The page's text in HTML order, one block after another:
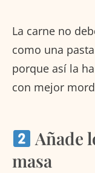
La carne no
como una
porque así la
con mejor
Añade
masa